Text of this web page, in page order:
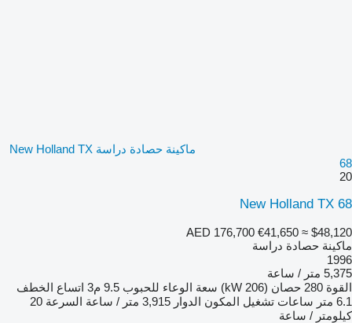
ماكينة حصادة دراسة New Holland TX
68
20
New Holland TX 68
AED 176,700 €41,650 ≈ $48,120
ماكينة حصادة دراسة
1996
5,375 متر / ساعة
القوة 280 حصان (206 kW) سعة الوعاء للحبوب 9.5 م3
اتساع الخطف
6.1 متر
ساعات تشغيل المكون الدوار 3,915 متر / ساعة السرعة 20
كيلومتر / ساعة